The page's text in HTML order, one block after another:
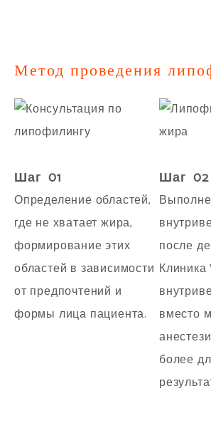
Метод проведения
Шаг 01
Определение областей,
где не хватает жира,
формирование этих
областей в зависимости
от предпочтений и
формы лица пациента.
Шаг 02
после
вместо
более